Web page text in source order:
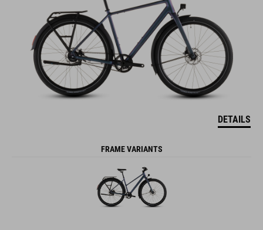
DETAILS
FRAME VARIANTS